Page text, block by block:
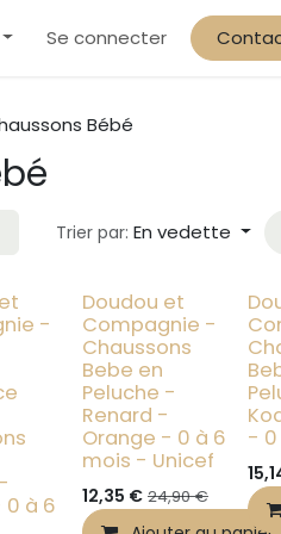
solidaire & préférentiel
Se connecter
Bébé
Trier par: En vedette
-
0 à 6
- 40%
Doudou et
Compagnie -
Chaussons
Bebe en
Peluche -
Renard -
Orange - 0 à 6
mois - Unicef
12,35 € 24,90€
-
- 0